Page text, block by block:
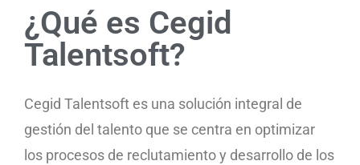
¿Qué es Cegid
Talentsoft?
Cegid Talentsoft es una solución integral de
gestión del talento que se centra en optimizar
los procesos de reclutamiento y desarrollo de los